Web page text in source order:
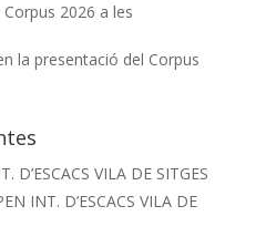
2026 a les
la presentació del Corpus
D’ESCACS VILA DE SITGES
INT. D’ESCACS VILA DE